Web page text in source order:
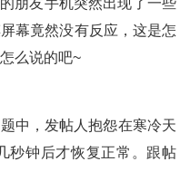
朋友手机突然出现了一些
幕竟然没有反应，这是怎
么说的吧~
中，发帖人抱怨在寒冷天
秒钟后才恢复正常。跟帖